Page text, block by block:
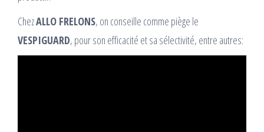
ChezALLO FRELONS, on conseille comme piège le
VESPIGUARD, pour son efficacité et sa sélectivité, entre autres: